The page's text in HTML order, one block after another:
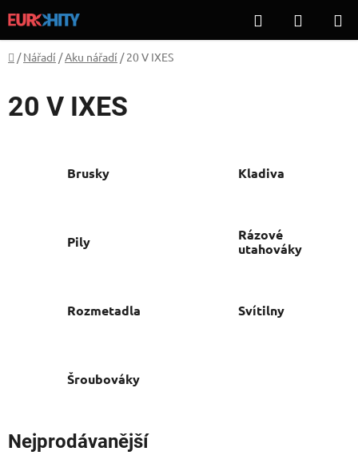
na
obsah
Hledat
KOŠÍK
Domů
/ Nářadí /Aku nářadí / 20 V IXES
20 V IXES
Brusky Kladiva
Pily
Rázové
utahováky
Rozmetadla Svítilny
Šroubováky
Nejprodávanější